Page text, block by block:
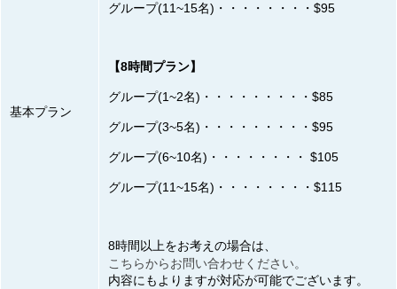
基本プラン
グループ(11~15名)・・・・・・・・$95
【8時間プラン】
グループ(1~2名)・・・・・・・・・$85
グループ(3~5名)・・・・・・・・・$95
グループ(6~10名)・・・・・・・・ $105
グループ(11~15名)・・・・・・・・$115
8時間以上をお考えの場合は、
こちらからお問い合わせください。
内容にもよりますが対応が可能でございます。